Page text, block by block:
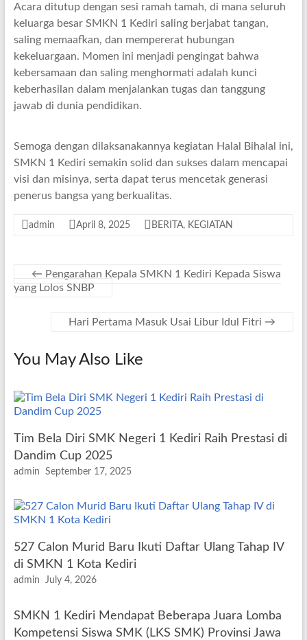
Acara ditutup dengan sesi ramah tamah, di mana seluruh
keluarga besar SMKN 1 Kediri saling berjabat tangan,
saling memaafkan, dan mempererat hubungan
kekeluargaan. Momen ini menjadi pengingat bahwa
kebersamaan dan saling menghormati adalah kunci
keberhasilan dalam menjalankan tugas dan tanggung
jawab di dunia pendidikan.
Semoga dengan dilaksanakannya kegiatan Halal Bihalal ini,
SMKN 1 Kediri semakin solid dan sukses dalam mencapai
visi dan misinya, serta dapat terus mencetak generasi
penerus bangsa yang berkualitas.
admin April 8, 2025 BERITA, KEGIATAN
← Pengarahan Kepala SMKN 1 Kediri Kepada Siswa
yang Lolos SNBP
Hari Pertama Masuk Usai Libur Idul Fitri →
You May Also Like
Tim Bela Diri SMK Negeri 1 Kediri Raih Prestasi di
Dandim Cup 2025
admin September 17, 2025
527 Calon Murid Baru Ikuti Daftar Ulang Tahap IV
di SMKN 1 Kota Kediri
admin July 4, 2026
SMKN 1 Kediri Mendapat Beberapa Juara Lomba
Kompetensi Siswa SMK (LKS SMK) Provinsi Jawa